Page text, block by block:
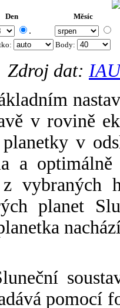
Den Měsíc
.
Body:
Zdroj dat:
v rovině
v
a
vybraných
planet
pomocí